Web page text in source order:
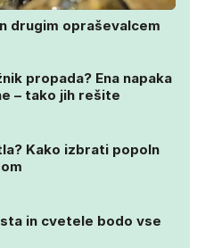
drugim opraševalcem
propada? Ena napaka
– tako jih rešite
Kako izbrati popoln
in cvetele bodo vse